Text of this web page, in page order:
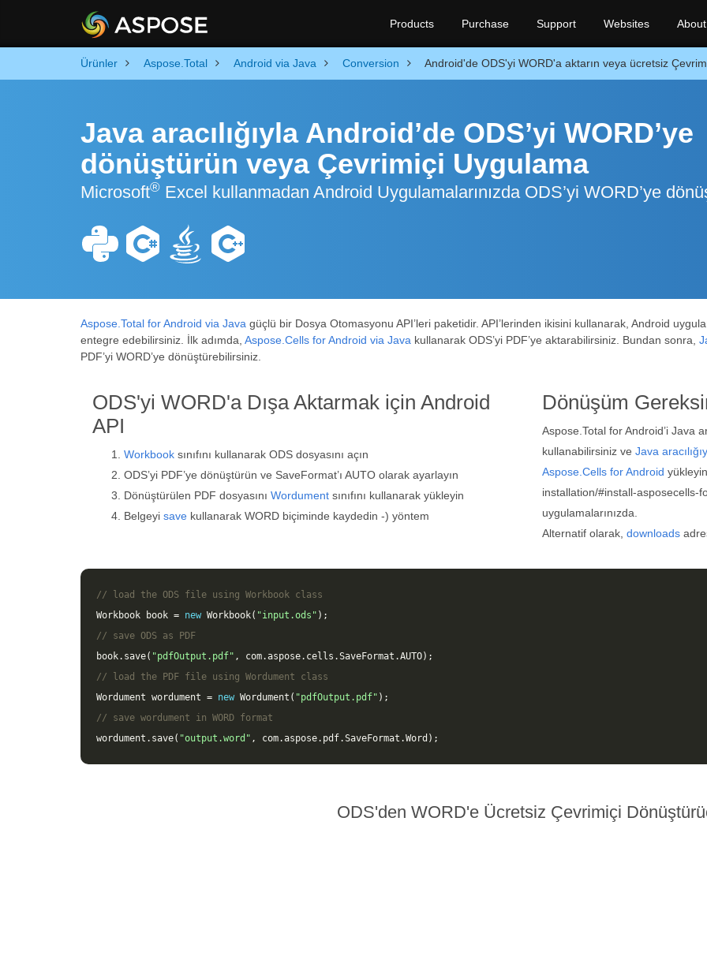
Products Purchase Support Websites About
Ürünler Aspose.Total Android via Java Conversion Android'de ODS'yi WORD'a aktarın veya ücretsiz
Java aracılığıyla Android’de ODS’yi WORD’ye
dönüştürün veya Çevrimiçi Uygulama
Microsoft® Excel kullanmadan Android Uygulamalarınızda ODS’yi WORD’ye
Aspose.Total for Android via Java güçlü bir Dosya Otomasyonu API’leri paketidir. API’lerinden ikisini kullanarak, Android
entegre edebilirsiniz. İlk adımda, Aspose.Cells for Android via Java kullanarak ODS’yi PDF’ye aktarabilirsiniz. Bundan sonra,
PDF’yi WORD’ye dönüştürebilirsiniz.
ODS'yi WORD'a Dışa Aktarmak için Android
API
Workbook sınıfını kullanarak ODS dosyasını açın
ODS’yi PDF’ye dönüştürün ve SaveFormat’ı AUTO olarak ayarlayın
Dönüştürülen PDF dosyasını Wordument sınıfını kullanarak yükleyin
Belgeyi save kullanarak WORD biçiminde kaydedin -) yöntem
Dönüşüm
Aspose.Total for Android’i Java
kullanabilirsiniz ve Java
Aspose.Cells for Android
installation/#install-asposecells-
uygulamalarınızda.
Alternatif olarak, downloads
// load the ODS file using Workbook class
Workbook
book = new Workbook( "input.ods" );
// save ODS as PDF
book. save( "pdfOutput.pdf" , com.aspose. cells .SaveFormat .AUTO);
// load the PDF file using Wordument class
Wordument wordument = new Wordument ( "pdfOutput.pdf" );
// save wordument in WORD format
wordument . save( "output.word" , com.aspose. pdf.SaveFormat .Word );
ODS'den WORD'e Ücretsiz Çevrimiçi